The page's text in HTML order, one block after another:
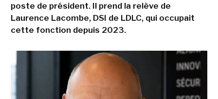
poste de président. Il prend la relève de
Laurence Lacombe, DSI de LDLC, qui occupait
cette fonction depuis 2023.